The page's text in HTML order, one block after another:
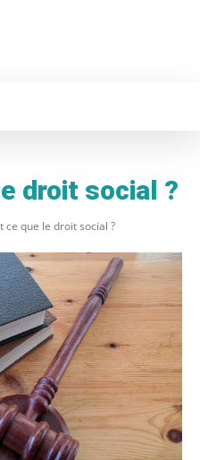
droit social ?
ce que le droit social ?